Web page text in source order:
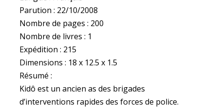
Parution : 22/10/2008
Nombre de pages : 200
Nombre de livres : 1
Expédition : 215
Dimensions : 18 x 12.5 x 1.5
Résumé :
Kidô est un ancien as des brigades
d’interventions rapides des forces de police.